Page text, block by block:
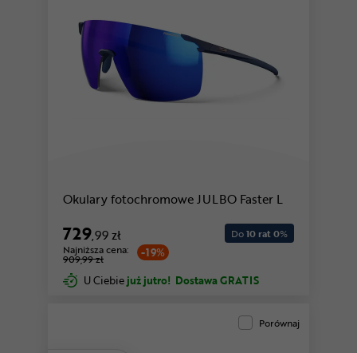
Okulary fotochromowe JULBO Faster L
729,99 zł
-19%
Najniższa cena:
909,99 zł
Do10 rat 0%
U Ciebie już jutro! Dostawa GRATIS
Porównaj